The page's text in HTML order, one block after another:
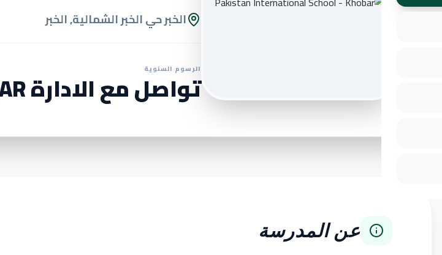
الخبر حي الخبر الشمالية, الخبر
الرسوم السنوية
تواصل مع الادارة SAR
عن المدرسة